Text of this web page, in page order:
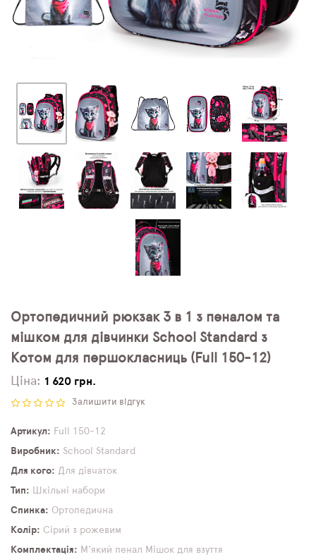
Ортопедичний рюкзак 3 в 1 з пеналом та
мішком для дівчинки School Standard з
Котом для першокласниць (Full 150-12)
Ціна: 1 620 грн.
Залишити відгук
Артикул
Full 150-12
Виробник
School Standard
Для кого
Для дівчаток
Тип
Шкільні набори
Спинка
Ортопедична
Колір
Сірий з рожевим
Комплектація
М'який пенал Мішок для взуття